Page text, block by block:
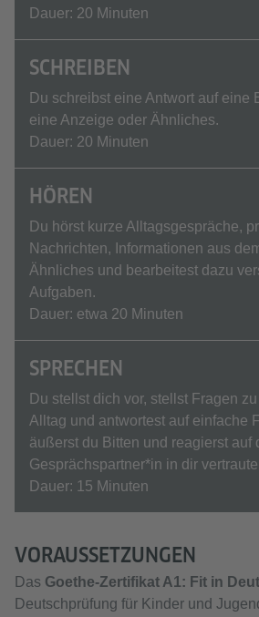
Dauer: 20 Minuten
SCHREIBEN
Du schreibst eine Antwort auf eine
eine Anzeige oder Ähnliches.
Dauer: 20 Minuten
HÖREN
Du hörst kurze Alltagsgespräche,
Nachrichten, Informationen aus
Ähnliches und bearbeitest dazu
Aufgaben.
Dauer: etwa 20 Minuten
SPRECHEN
Du stellst dich vor, stellst Fragen
Alltag und antwortest auf einfache
äußerst du Bitten und reagierst auf
Gesprächspartner*in in dir
Dauer: 15 Minuten
VORAUSSETZUNGEN
Das Goethe-Zertifikat A1: Fit in
Deutschprüfung für Kinder und